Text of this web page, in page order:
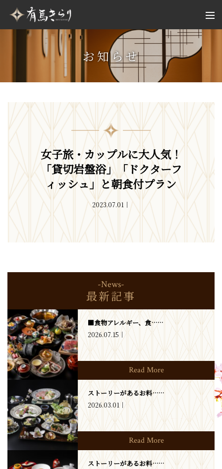
お知らせ
女子旅・カップルに大人気！
「貸切岩盤浴」「ドクターフ
ィッシュ」と朝食付プラン
2023.07.01
-News-
最新記事
■食物アレルギー、食……
2026.07.15
Read More
ストーリーがあるお料……
2026.03.01
Read More
ストーリーがあるお料……